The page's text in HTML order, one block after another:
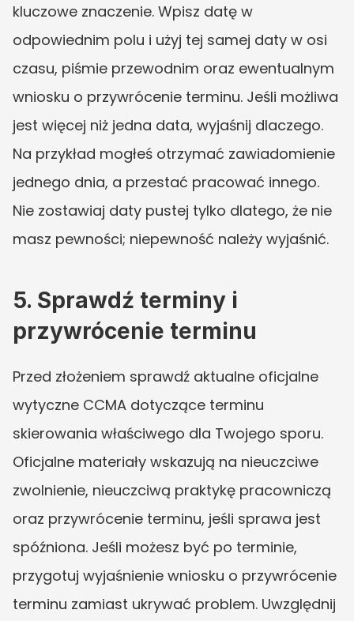
kluczowe znaczenie. Wpisz datę w
odpowiednim polu i użyj tej samej daty w osi
czasu, piśmie przewodnim oraz ewentualnym
wniosku o przywrócenie terminu. Jeśli możliwa
jest więcej niż jedna data, wyjaśnij dlaczego.
Na przykład mogłeś otrzymać zawiadomienie
jednego dnia, a przestać pracować innego.
Nie zostawiaj daty pustej tylko dlatego, że nie
masz pewności; niepewność należy wyjaśnić.
5. Sprawdź terminy i
przywrócenie terminu
Przed złożeniem sprawdź aktualne oficjalne
wytyczne CCMA dotyczące terminu
skierowania właściwego dla Twojego sporu.
Oficjalne materiały wskazują na nieuczciwe
zwolnienie, nieuczciwą praktykę pracowniczą
oraz przywrócenie terminu, jeśli sprawa jest
spóźniona. Jeśli możesz być po terminie,
przygotuj wyjaśnienie wniosku o przywrócenie
terminu zamiast ukrywać problem. Uwzględnij